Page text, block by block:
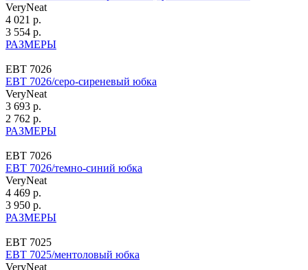
VeryNeat
4 021 р.
3 554 р.
РАЗМЕРЫ
ЕВТ 7026
ЕВТ 7026/серо-сиреневый юбка
VeryNeat
3 693 р.
2 762 р.
РАЗМЕРЫ
ЕВТ 7026
ЕВТ 7026/темно-синий юбка
VeryNeat
4 469 р.
3 950 р.
РАЗМЕРЫ
ЕВТ 7025
ЕВТ 7025/ментоловый юбка
VeryNeat